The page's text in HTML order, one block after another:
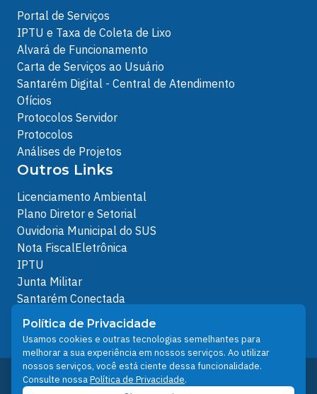
Portal de Serviços
IPTU e Taxa de Coleta de Lixo
Alvará de Funcionamento
Carta de Serviços ao Usuário
Santarém Digital - Central de Atendimento
Ofícios
Protocolos Servidor
Protocolos
Análises de Projetos
Outros Links
Licenciamento Ambiental
Plano Diretor e Setorial
Ouvidoria Municipal do SUS
Nota FiscalEletrônica
IPTU
Junta Militar
Santarém Conectada
Política de Privacidade
People illustrations by Storyset
Desenvolvido pelo Núcleo Técnico de Gestão de
Política de Privacidade
Usamos cookies e outras tecnologias semelhantes para
melhorar a sua experiência em nossos serviços. Ao utilizar
nossos serviços, você está ciente dessa funcionalidade.
Consulte nossaPolítica de Privacidade.